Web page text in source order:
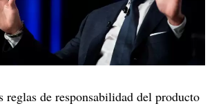
reglas de responsabilidad del producto